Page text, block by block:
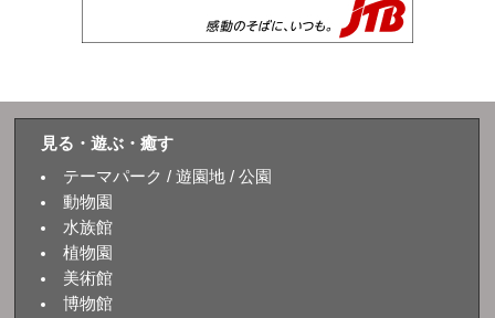
見る・遊ぶ・癒す
テーマパーク / 遊園地 / 公園
動物園
水族館
植物園
美術館
博物館